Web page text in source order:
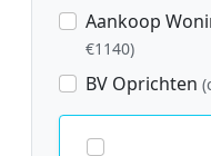
Aankoop
€1140)
BV Oprichten